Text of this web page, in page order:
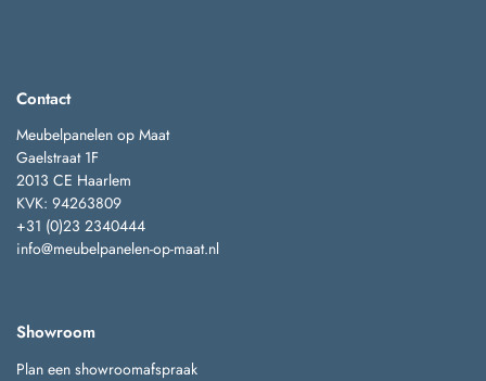
Contact
Meubelpanelen op Maat
Gaelstraat 1F
2013 CE Haarlem
KVK: 94263809
+31 (0)23 2340444
info@meubelpanelen-op-maat.nl
Showroom
Plan een showroomafspraak